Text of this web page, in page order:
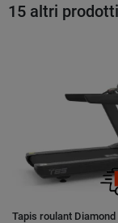
15 altri
Tapis roulant Diamond